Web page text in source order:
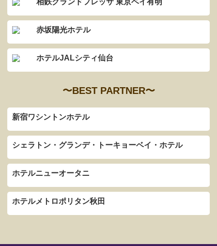
相鉄グランドフレッサ 東京ベイ有明
赤坂陽光ホテル
ホテルJALシティ仙台
〜BEST PARTNER〜
新宿ワシントンホテル
シェラトン・グランデ・トーキョーベイ・ホテル
ホテルニューオータニ
ホテルメトロポリタン秋田